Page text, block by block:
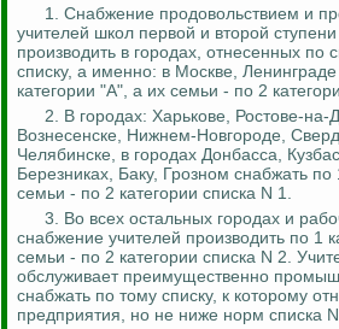
1. Снабжение продовольствием и
учителей школ первой и второй
производить в городах, отнесенных по
списку, а именно: в Москве,
категории "А", а их семьи - по 2
2. В городах: Харькове, Ростове-на-
Вознесенске, Нижнем-Новгороде,
Челябинске, в городах Донбасса,
Березниках, Баку, Грозном снабжать по
семьи - по 2 категории списка N 1.
3. Во всех остальных городах и
снабжение учителей производить по 1
семьи - по 2 категории списка N 2.
обслуживает преимущественно
снабжать по тому списку, к которому
предприятия, но не ниже норм списка